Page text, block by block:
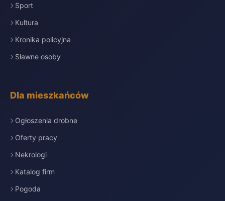
Sport
Kultura
Kronika policyjna
Sławne osoby
Dla mieszkańców
Ogłoszenia drobne
Oferty pracy
Nekrologi
Katalog firm
Pogoda